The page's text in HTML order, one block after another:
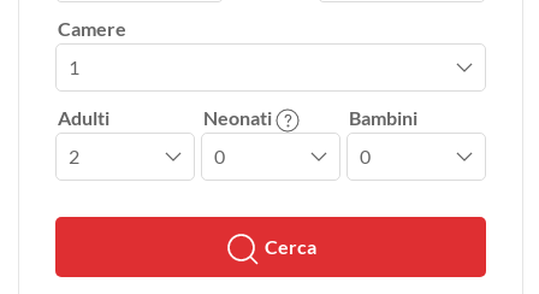
Camere
Adulti Neonati Bambini
Cerca